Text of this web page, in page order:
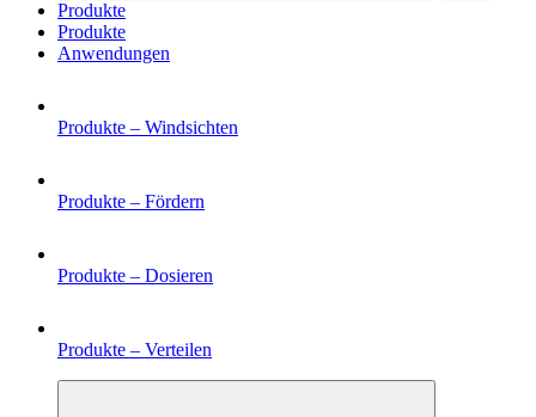
Produkte
Produkte
Anwendungen
Produkte – Windsichten
Produkte – Fördern
Produkte – Dosieren
Produkte – Verteilen